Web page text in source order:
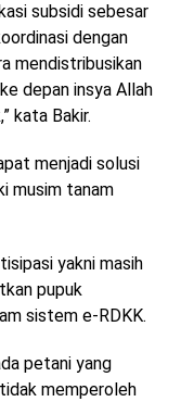
subsidi sebesar
dengan
mendistribusikan
depan insya Allah
kata Bakir.
menjadi solusi
musim tanam
yakni masih
pupuk
sistem e-RDKK.
petani yang
memperoleh